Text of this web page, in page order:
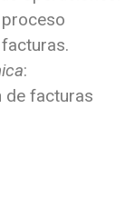
:
de facturas